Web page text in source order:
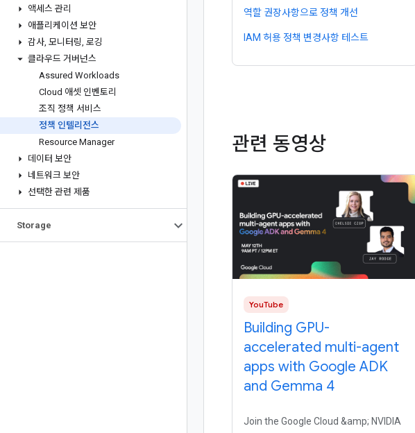
액세스 관리
애플리케이션 보안
감사, 모니터링, 로깅
클라우드 거버넌스
Assured Workloads
Cloud 애셋 인벤토리
조직 정책 서비스
정책 인텔리전스
Resource Manager
데이터 보안
네트워크 보안
선택한 관련 제품
Storage
역할 권장사항으로 정책 개선
IAM 허용 정책 변경사항 테스트
관련 동영상
YouTube
Building GPU-
accelerated multi-agent
apps with Google ADK
and Gemma 4
Join the Google Cloud &amp; NVIDIA